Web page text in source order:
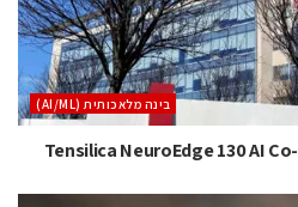
בינה מלאכותית (AI/ML)